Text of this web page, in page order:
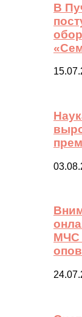
В
МЧС